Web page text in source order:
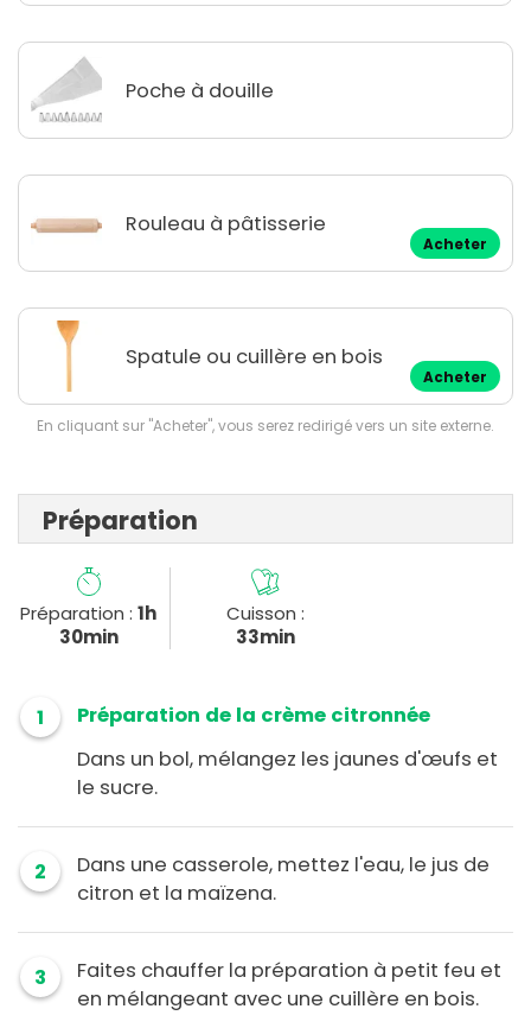
Poche à douille
Rouleau à pâtisserie
Acheter
Spatule ou cuillère en bois
Acheter
En cliquant sur "Acheter", vous serez redirigé vers un site externe.
Préparation
Préparation :1h
30min
Cuisson :
33min
1
Préparation de la crème citronnée
Dans un bol, mélangez les jaunes d'œufs et
le sucre.
2
Dans une casserole, mettez l'eau, le jus de
citron et la maïzena.
3
Faites chauffer la préparation à petit feu et
en mélangeant avec une cuillère en bois.